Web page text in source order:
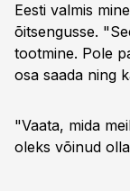
Eesti valmis
õitsengusse.
tootmine. Pole
osa saada ning
"Vaata, mida
oleks võinud